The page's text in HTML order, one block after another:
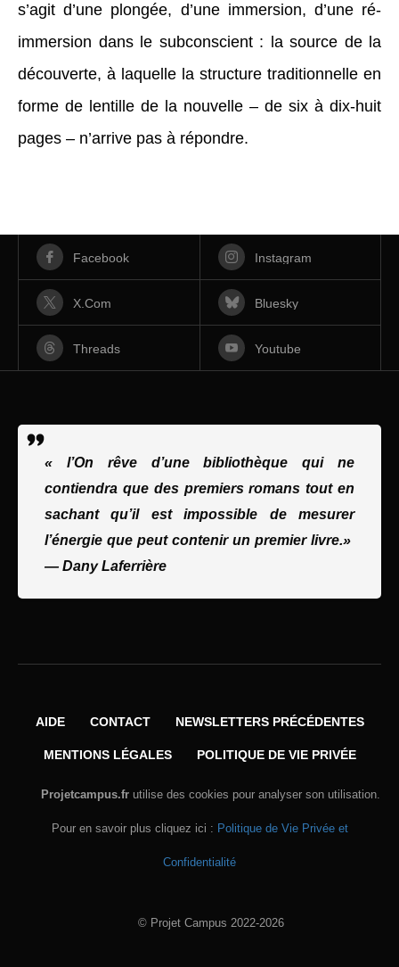
s’agit d’une plongée, d’une immersion, d’une ré-
immersion dans le subconscient : la source de la
découverte, à laquelle la structure traditionnelle en
forme de lentille de la nouvelle – de six à dix-huit
pages – n’arrive pas à répondre.
Facebook Instagram
X.com Bluesky
Threads Youtube
« l’On rêve d’une bibliothèque qui ne
contiendra que des premiers romans tout en
sachant qu’il est impossible de mesurer
l’énergie que peut contenir un premier livre.»
— Dany Laferrière
AIDE CONTACT NEWSLETTERS PRÉCÉDENTES
MENTIONS LÉGALES POLITIQUE DE VIE PRIVÉE
Projetcampus.fr utilise des cookies pour analyser son utilisation.
Pour en savoir plus cliquez ici : Politique de Vie Privée et
Confidentialité
© Projet Campus 2022-2026